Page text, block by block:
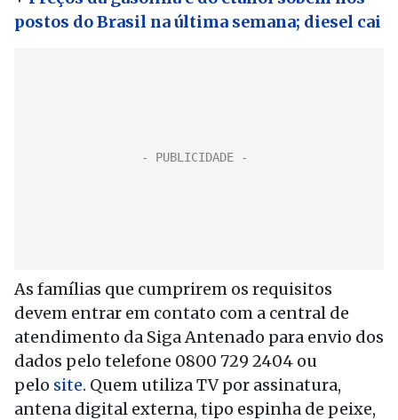
postos do Brasil na última semana; diesel cai
As famílias que cumprirem os requisitos
devem entrar em contato com a central de
atendimento da Siga Antenado para envio dos
dados pelo telefone 0800 729 2404 ou
pelo site. Quem utiliza TV por assinatura,
antena digital externa, tipo espinha de peixe,